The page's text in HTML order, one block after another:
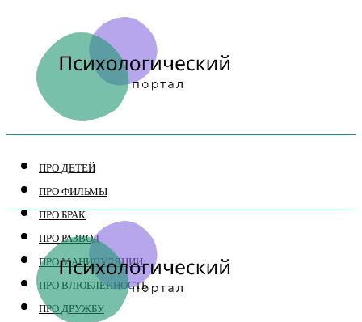
ПРО ДЕТЕЙ
ПРО ФИЛЬМЫ
ПРО БРАК
ПРО РАЗВОД
ПРО МАНИПУЛЯЦИИ
ПРО ВЛЮБЛЕННОСТЬ
ПРО ДРУЖБУ